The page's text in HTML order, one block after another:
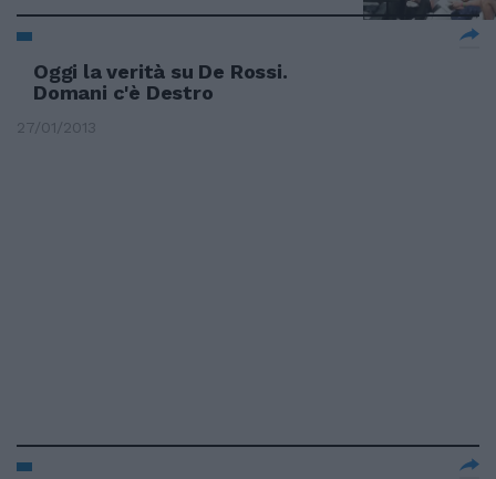
Oggi la verità su De Rossi.
Domani c'è Destro
27/01/2013